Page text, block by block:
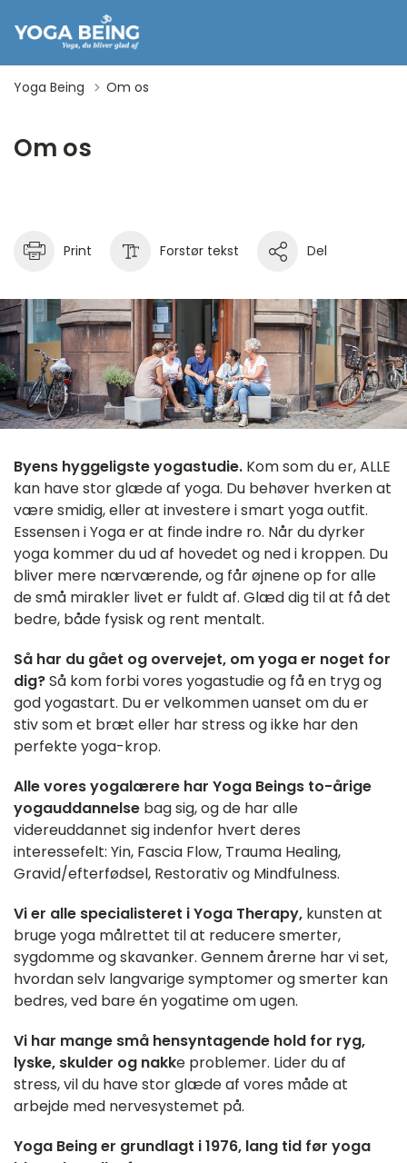
Yoga Being Om os
Om os
Print Forstør tekst Del
Byens hyggeligste yogastudie. Kom som du er, ALLE
kan have stor glæde af yoga. Du behøver hverken at
være smidig, eller at investere i smart yoga outfit.
Essensen i Yoga er at finde indre ro. Når du dyrker
yoga kommer du ud af hovedet og ned i kroppen. Du
bliver mere nærværende, og får øjnene op for alle
de små mirakler livet er fuldt af. Glæd dig til at få det
bedre, både fysisk og rent mentalt.
Så har du gået og overvejet, om yoga er noget for
dig?Så kom forbi vores yogastudie og få en tryg og
god yogastart. Du er velkommen uanset om du er
stiv som et bræt eller har stress og ikke har den
perfekte yoga-krop.
Alle vores yogalærere har Yoga Beings to-årige
yogauddannelse bag sig, og de har alle
videreuddannet sig indenfor hvert deres
interessefelt: Yin, Fascia Flow, Trauma Healing,
Gravid/efterfødsel, Restorativ og Mindfulness.
Vi er alle specialisteret i Yoga Therapy, kunsten at
bruge yoga målrettet til at reducere smerter,
sygdomme og skavanker. Gennem årerne har vi set,
hvordan selv langvarige symptomer og smerter kan
bedres, ved bare én yogatime om ugen.
Vi har mange små hensyntagende hold for ryg,
lyske, skulder og nakke problemer. Lider du af
stress, vil du have stor glæde af vores måde at
arbejde med nervesystemet på.
Yoga Being er grundlagt i 1976, lang tid før yoga